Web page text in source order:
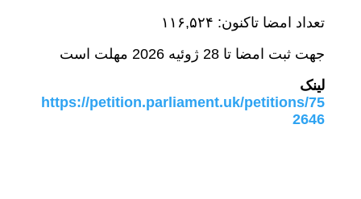
تعداد امضا تاکنون: ۱۱۶,۵۲۴
جهت ثبت امضا تا 28 ژوئیه 2026 مهلت است
لینک
https://petition.parliament.uk/petitions/75
2646